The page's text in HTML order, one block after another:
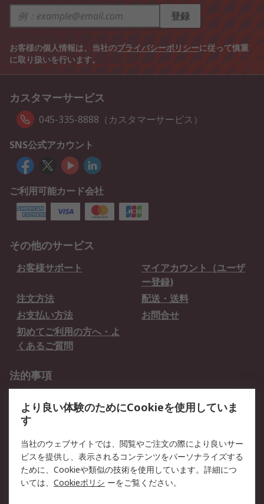
登録
お客様の個人情報は、当社のプライバシーポリシーに従って慎重
に取り扱いを行います。
カスタマーサービス
045-335-8888（カスタマーサービス）
SNS公式アカウント
ご利用可能カード会社
その他のサービス
お客様サポート
マイアカウント（ユーザ
ー登録)
注文方法
配送・送料
お支払い方法
お問合せ
初めてご利用の方へ・よ
くあるご質問
法的事項
クッキーポリシー
RSについて
会社概要
採用情報
プレスリリース＆お知ら
コーポレートサイト
より良い体験のためにCookieを使用していま
す
当社のウェブサイトでは、閲覧やご注文の際により良いサー
ビスを提供し、表示されるコンテンツをパーソナライズする
ために、Cookieや類似の技術を使用しています。詳細につ
いては、 Cookieポリシ ーをご覧ください。